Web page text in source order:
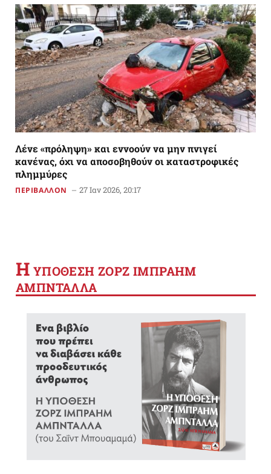
Λένε «πρόληψη» και εννοούν να μην πνιγεί
κανένας, όχι να αποσοβηθούν οι καταστροφικές
πλημμύρες
ΠΕΡΙΒΑΛΛΟΝ 27 Ιαν 2026, 20:17
Η YΠΟΘΕΣΗ ΖΟΡΖ ΙΜΠΡΑΗΜ
ΑΜΠΝΤΑΛΛΑ